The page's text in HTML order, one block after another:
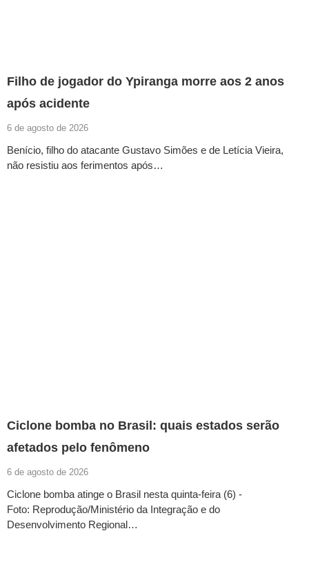
Filho de jogador do Ypiranga morre aos 2 anos
após acidente
6 de agosto de 2026
Benício, filho do atacante Gustavo Simões e de Letícia Vieira,
não resistiu aos ferimentos após…
Ciclone bomba no Brasil: quais estados serão
afetados pelo fenômeno
6 de agosto de 2026
Ciclone bomba atinge o Brasil nesta quinta-feira (6) -
Foto: Reprodução/Ministério da Integração e do
Desenvolvimento Regional…